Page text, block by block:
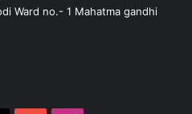
Ward no.- 1 Mahatma gandhi